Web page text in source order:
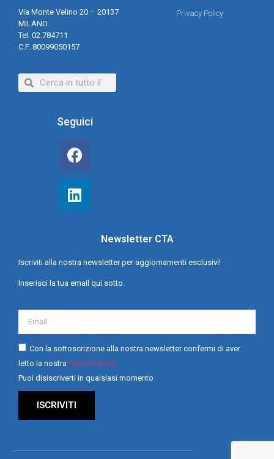
Via Monte Velino 20 – 20137
MILANO
Tel. 02.784711
C.F. 80099050157
Privacy Policy
Seguici
Newsletter CTA
Iscriviti alla nostra newsletter per aggiornamenti esclusivi!
Inserisci la tua email qui sotto.
Con la sottoscrizione alla nostra newsletter confermi di aver
letto la nostra Privacy Policy
Puoi disiscriverti in qualsiasi momento
ISCRIVITI